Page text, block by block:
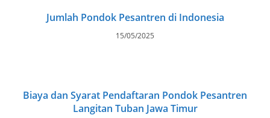
Jumlah Pondok Pesantren di Indonesia
15/05/2025
Biaya dan Syarat Pendaftaran Pondok Pesantren
Langitan Tuban Jawa Timur